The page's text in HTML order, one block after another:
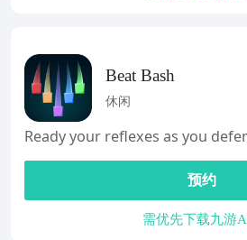
Beat Bash
休闲
Ready your reflexes as you
预约
需优先下载九游